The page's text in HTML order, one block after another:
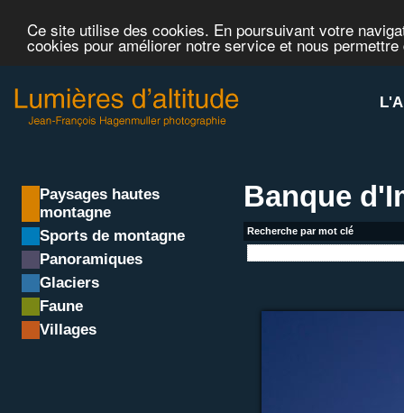
Ce site utilise des cookies. En poursuivant votre
cookies pour améliorer notre service et nous
Paysages hautes
montagne
Sports de montagne
Panoramiques
Glaciers
Faune
Villages
Banque
Recherche par mot clé